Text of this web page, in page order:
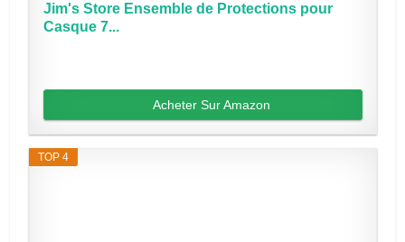
Jim's Store Ensemble de Protections pour
Casque 7...
Acheter Sur Amazon
TOP 4